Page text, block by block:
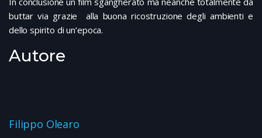
buttar via grazie alla buona ricostruzione degli ambienti e
dello spirito di un’epoca.
Autore
Filippo Olearo